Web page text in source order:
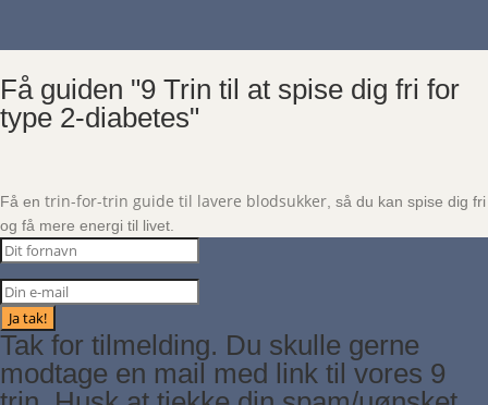
Få guiden "9 Trin til at spise dig fri for
type 2-diabetes"
Få en trin-for-trin guide til lavere blodsukker , så du kan spise dig fri
og få mere energi til livet.
Ja tak!
Tak for tilmelding. Du skulle gerne
modtage en mail med link til vores 9